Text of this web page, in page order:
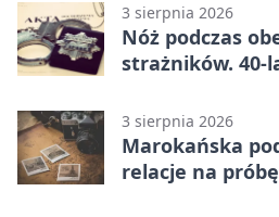
3 sierpnia 2026
Nóż podczas
strażników. 40-
3 sierpnia 2026
Marokańska
relacje na